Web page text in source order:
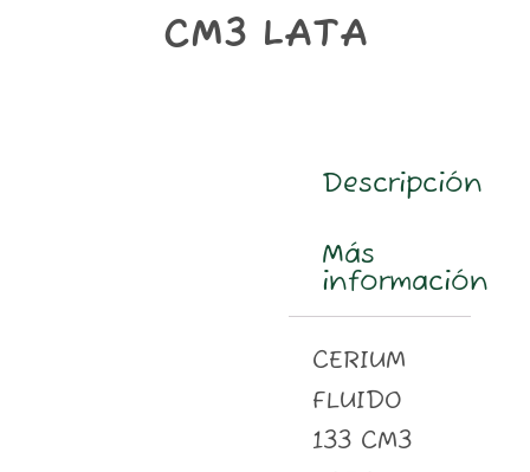
CM3 LATA
Descripción
Más
información
CERIUM
FLUIDO
133 CM3